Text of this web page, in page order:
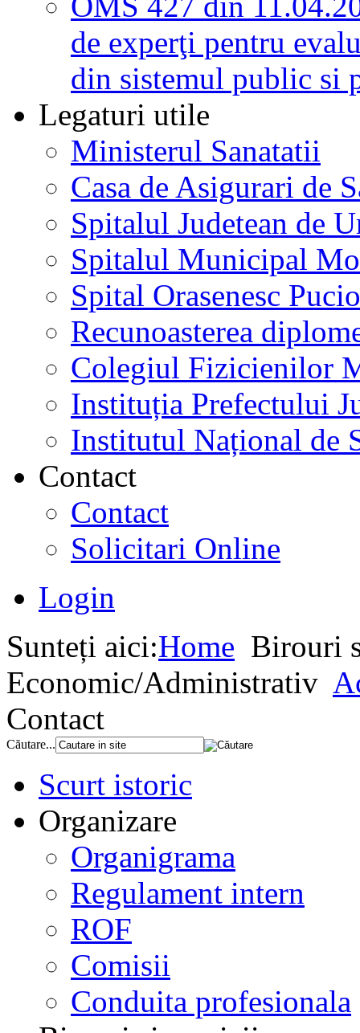
de experţi pentru
din sistemul public si
Legaturi utile
Ministerul Sanatatii
Casa de Asigurari de
Spitalul Judetean de
Spitalul Municipal
Spital Orasenesc
Recunoasterea
Colegiul Fizicienilor
Instituția Prefectului
Institutul Național de
Contact
Contact
Solicitari Online
Login
Sunteți aici:Home Birouri
Economic/Administrativ
Contact
Căutare...
Scurt istoric
Organizare
Organigrama
Regulament intern
ROF
Comisii
Conduita profesionala